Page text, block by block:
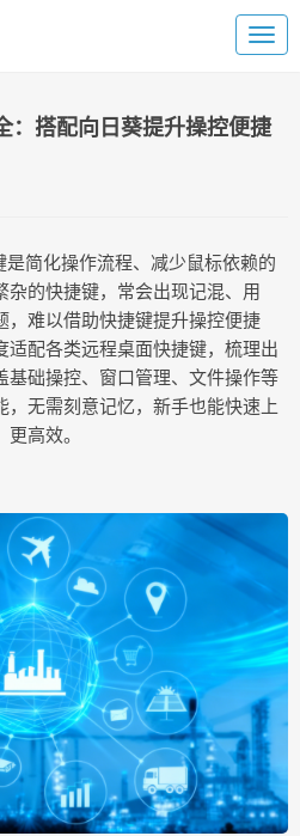
：搭配向日葵提升操控便捷
简化操作流程、减少鼠标依赖的
杂的快捷键，常会出现记混、用
，难以借助快捷键提升操控便捷
适配各类远程桌面快捷键，梳理出
基础操控、窗口管理、文件操作等
无需刻意记忆，新手也能快速上
高效。